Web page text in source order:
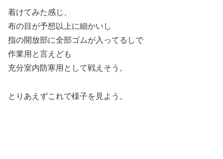
着けてみた感じ、
布の目が予想以上に細かいし
指の開放部に全部ゴムが入ってるしで
作業用と言えども
充分室内防寒用として戦えそう。
とりあえずこれで様子を見よう。